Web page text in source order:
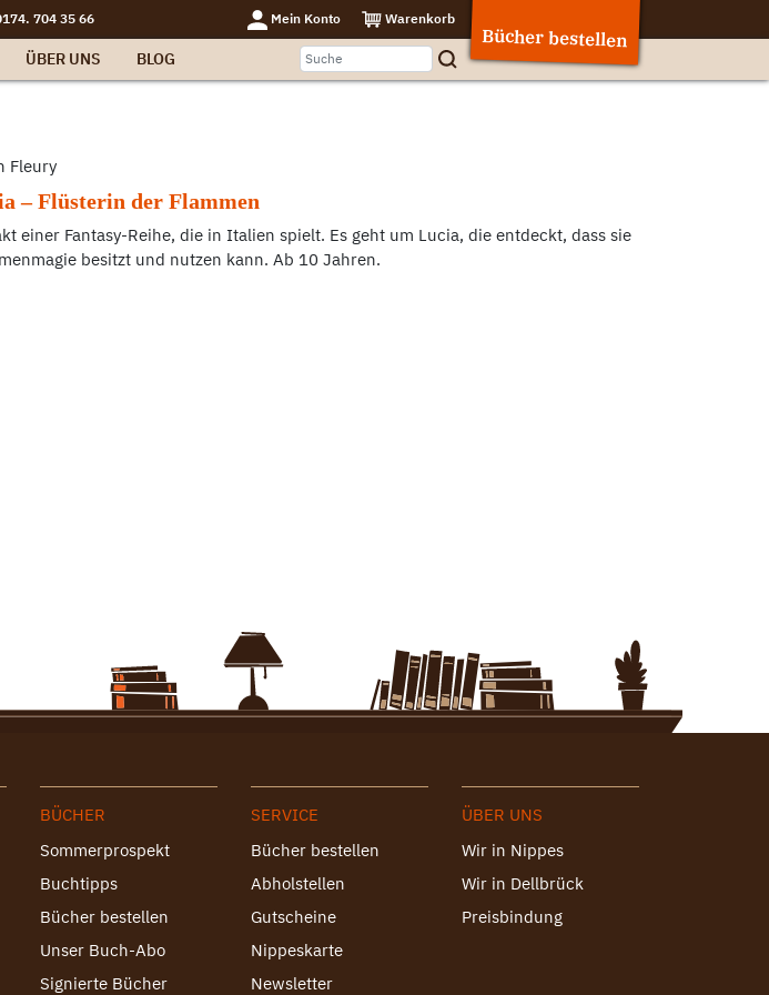
704 35 66 Mein Konto Warenkorb
Bücher bestellen
ÜBER UNS BLOG
Fleury
– Flüsterin der Flammen
einer Fantasy-Reihe, die in Italien spielt. Es geht um Lucia, die entdeckt, dass sie
besitzt und nutzen kann. Ab 10 Jahren.
BÜCHER
Sommerprospekt
Buchtipps
Bücher bestellen
Unser Buch-Abo
Signierte Bücher
SERVICE
Bücher bestellen
Abholstellen
Gutscheine
Nippeskarte
Newsletter
ÜBER UNS
Wir in Nippes
Wir in Dellbrück
Preisbindung